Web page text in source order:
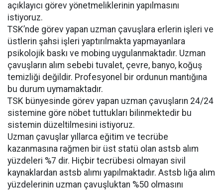
açıklayıcı görev yönetmeliklerinin yapılmasını
istiyoruz.
TSK’nde görev yapan uzman çavuşlara erlerin işleri ve
üstlerin şahsi işleri yaptırılmakta yapmayanlara
psikolojik baskı ve mobing uygulanmaktadır. Uzman
çavuşların alım sebebi tuvalet, çevre, banyo, koğuş
temizliği değildir. Profesyonel bir ordunun mantığına
bu durum uymamaktadır.
TSK bünyesinde görev yapan uzman çavuşların 24/24
sistemine göre nöbet tuttukları bilinmektedir bu
sistemin düzeltilmesini istiyoruz.
Uzman çavuşlar yıllarca eğitim ve tecrübe
kazanmasına rağmen bir üst statü olan astsb alım
yüzdeleri %7 dir. Hiçbir tecrübesi olmayan sivil
kaynaklardan astsb alımı yapılmaktadır. Astsb lığa alım
yüzdelerinin uzman çavuşluktan %50 olmasını